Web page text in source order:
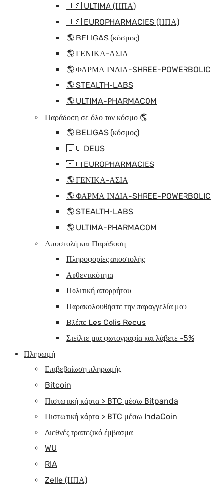
🇺🇸 ULTIMA (ΗΠΑ)
🇺🇸 EUROPHARMACIES (ΗΠΑ)
🌎 BELIGAS (κόσμος)
🌎 ΓΕΝΙΚΑ-ΑΣΙΑ
🌎 ΦΑΡΜΑ ΙΝΔΙΑ-SHREE-POWERBOLIC
🌎 STEALTH-LABS
🌎 ULTIMA-PHARMACOM
Παράδοση σε όλο τον κόσμο 🌎
🌎 BELIGAS (κόσμος)
🇪🇺 DEUS
🇪🇺 EUROPHARMACIES
🌎 ΓΕΝΙΚΑ-ΑΣΙΑ
🌎 ΦΑΡΜΑ ΙΝΔΙΑ-SHREE-POWERBOLIC
🌎 STEALTH-LABS
🌎 ULTIMA-PHARMACOM
Αποστολή και Παράδοση
Πληροφορίες αποστολής
Αυθεντικότητα
Πολιτική απορρήτου
Παρακολουθήστε την παραγγελία μου
Βλέπε Les Colis Recus
Στείλτε μια φωτογραφία και λάβετε -5%
Πληρωμή
Επιβεβαίωση πληρωμής
Bitcoin
Πιστωτική κάρτα > BTC μέσω Bitpanda
Πιστωτική κάρτα > BTC μέσω IndaCoin
Διεθνές τραπεζικό έμβασμα
WU
RIA
Zelle (ΗΠΑ)